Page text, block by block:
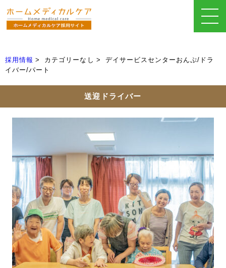
採用情報 カテゴリーなし
デイサービスセンターおんぷ/ドラ
イバー/パート
送迎ドライバー